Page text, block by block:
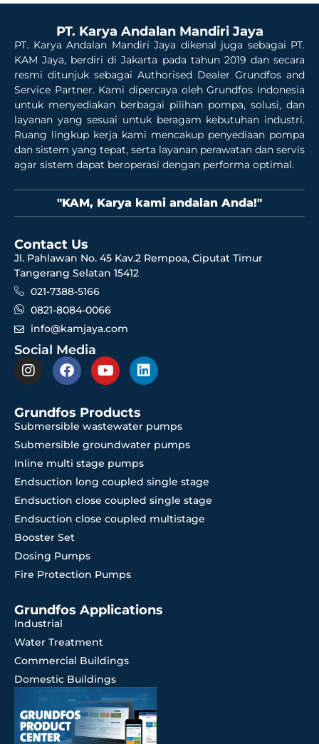
PT. Karya Andalan Mandiri Jaya
PT. Karya Andalan Mandiri Jaya dikenal juga sebagai PT.
KAM Jaya, berdiri di Jakarta pada tahun 2019 dan secara
resmi ditunjuk sebagai Authorised Dealer Grundfos and
Service Partner. Kami dipercaya oleh Grundfos Indonesia
untuk menyediakan berbagai pilihan pompa, solusi, dan
layanan yang sesuai untuk beragam kebutuhan industri.
Ruang lingkup kerja kami mencakup penyediaan pompa
dan sistem yang tepat, serta layanan perawatan dan servis
agar sistem dapat beroperasi dengan performa optimal.
"KAM, Karya kami andalan Anda!"
Contact Us
Jl. Pahlawan No. 45 Kav.2 Rempoa, Ciputat Timur
Tangerang Selatan 15412
021-7388-5166
0821-8084-0066
info@kamjaya.com
Social Media
Grundfos Products
Submersible wastewater pumps
Submersible groundwater pumps
Inline multi stage pumps
Endsuction long coupled single stage
Endsuction close coupled single stage
Endsuction close coupled multistage
Booster Set
Dosing Pumps
Fire Protection Pumps
Grundfos Applications
Industrial
Water Treatment
Commercial Buildings
Domestic Buildings